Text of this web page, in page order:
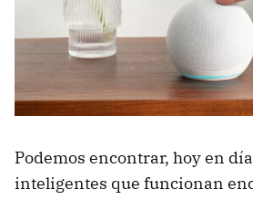
Podemos encontrar, hoy en
inteligentes que funcionan